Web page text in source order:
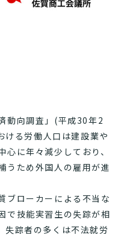
動向調査」(平成30年2
る労働人口は建設業や
に年々減少しており、
うため外国人の雇用が進
ブローカーによる不当な
で技能実習生の失踪が相
失踪者の多くは不法就労